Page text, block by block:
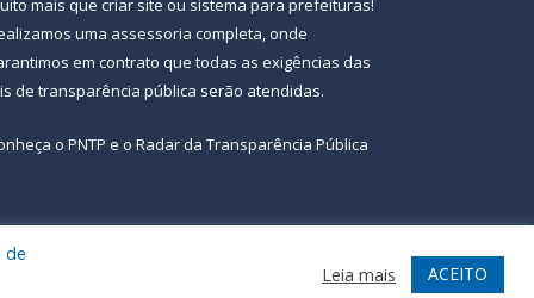
mais que criar site ou sistema para prefeituras!
uma assessoria completa, onde
em contrato que todas as exigências das
de transparência pública serão atendidas.
o PNTP e o Radar da Transparência Pública
Acessar Webmail
de
Leia mais ACEITO